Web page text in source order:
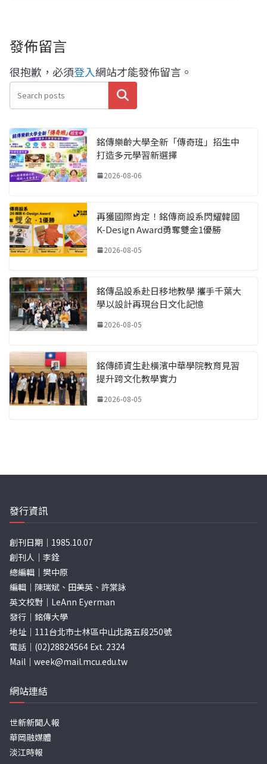
發佈留言
很抱歉，必須登入網站才能發佈留言。
搜尋
銘傳樂齡大學全新「傳奇班」招生中
打造多元學習新選擇
2026-08-06
再獲國際肯定！銘傳商設系閃耀韓國
K-Design Award勇奪雙金1優勝
2026-08-05
銘傳品設系赴日移地教學 攜手千葉大
學以設計再現台日文化記憶
2026-08-05
銘傳師資生赴橫濱中華學院教育見習
提升跨文化教學實力
2026-08-05
發行資訊
創刊日期｜1985.10.07
創刊人｜李銓
總編輯｜樊中原
編輯｜陳瑞斌、田美英、許棠詠
英文校對｜LeAnn Eyerman
發行｜銘傳大學
地址｜111台北市士林區中山北路五段250號
電話｜(02)28824564 Ext. 2324
Mail｜ week@mail.mcu.edu.tw
網站連結
世新新聞人報
華岡融媒體
淡江時報